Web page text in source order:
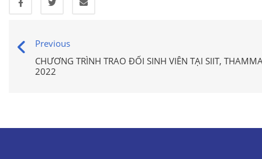
Previous
CHƯƠNG TRÌNH TRAO ĐỔI SINH VIÊN TẠI SIIT,
2022